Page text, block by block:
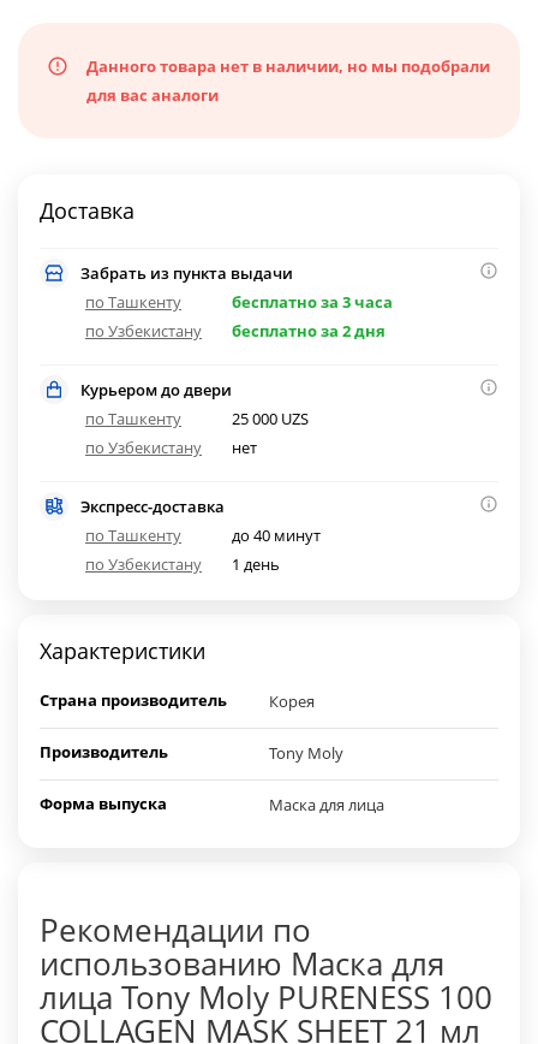
Данного товара нет в наличии, но мы подобрали
для вас аналоги
Доставка
Забрать из пункта выдачи
по Ташкенту
бесплатно за 3 часа
по Узбекистану
бесплатно за 2 дня
Курьером до двери
по Ташкенту
25 000 UZS
по Узбекистану
нет
Экспресс-доставка
по Ташкенту
до 40 минут
по Узбекистану
1 день
Характеристики
Страна производитель Корея
Производитель Tony Moly
Форма выпуска Маска для лица
Рекомендации по
использованию Маска для
лица Tony Moly PURENESS 100
COLLAGEN MASK SHEET 21 мл